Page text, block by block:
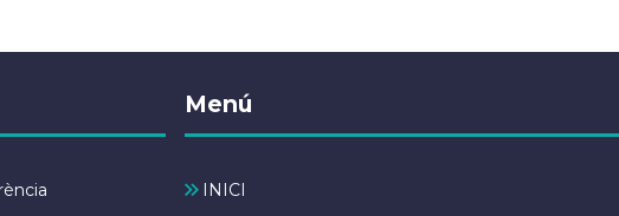
Menú
INICI